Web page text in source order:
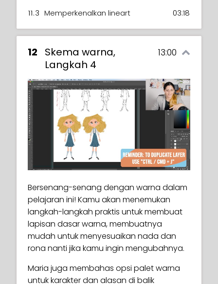
11.3 Memperkenalkan lineart 03:18
12
Skema warna,
Langkah 4
13:00
Bersenang-senang dengan warna dalam
pelajaran ini! Kamu akan menemukan
langkah-langkah praktis untuk membuat
lapisan dasar warna, membuatnya
mudah untuk menyesuaikan nada dan
rona nanti jika kamu ingin mengubahnya.
Maria juga membahas opsi palet warna
untuk karakter dan alasan di balik